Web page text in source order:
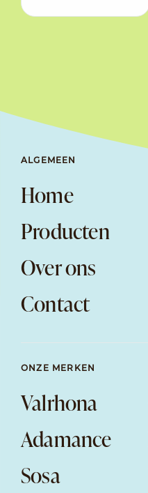
ALGEMEEN
Home
Producten
Over ons
Contact
ONZE MERKEN
Valrhona
Adamance
Sosa